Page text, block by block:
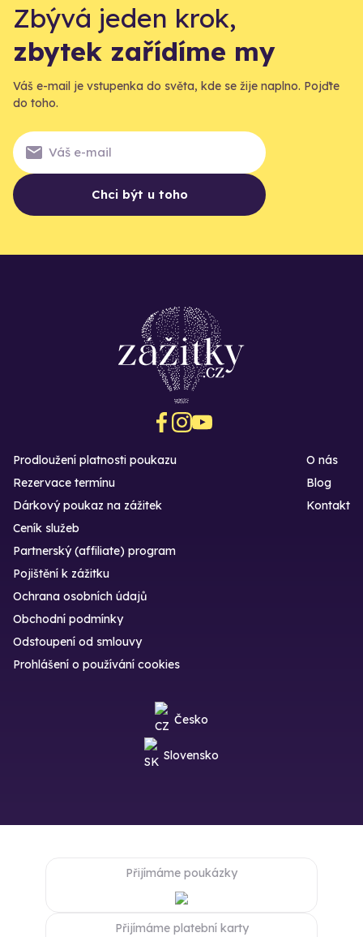
Zbývá jeden krok,
zbytek zařídíme my
Váš e-mail je vstupenka do světa, kde se žije naplno. Pojďte
do toho.
Chci být u toho
Prodloužení platnosti poukazu
Rezervace termínu
Dárkový poukaz na zážitek
O nás
Blog
Kontakt
Ceník služeb
Partnerský (affiliate) program
Pojištění k zážitku
Ochrana osobních údajů
Obchodní podmínky
Odstoupení od smlouvy
Prohlášení o používání cookies
Česko
Slovensko
Přijímáme poukázky
Přijímáme platební karty